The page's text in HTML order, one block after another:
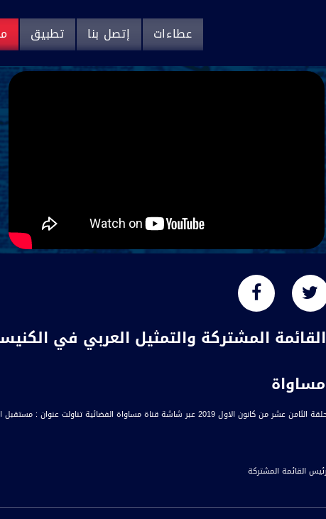
عطاءات إتصل بنا تطبيق
المشتركة والتمثيل العربي في
قناة مساواة الفضائية تناولت عنوان : مستقبل القائمة المشتركة والتمثيل العربي في الكنيست
القائمة المشتركة